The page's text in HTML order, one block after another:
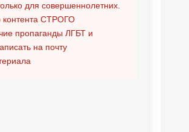
для совершеннолетних.
СТРОГО
пропаганды ЛГБТ и
на почту